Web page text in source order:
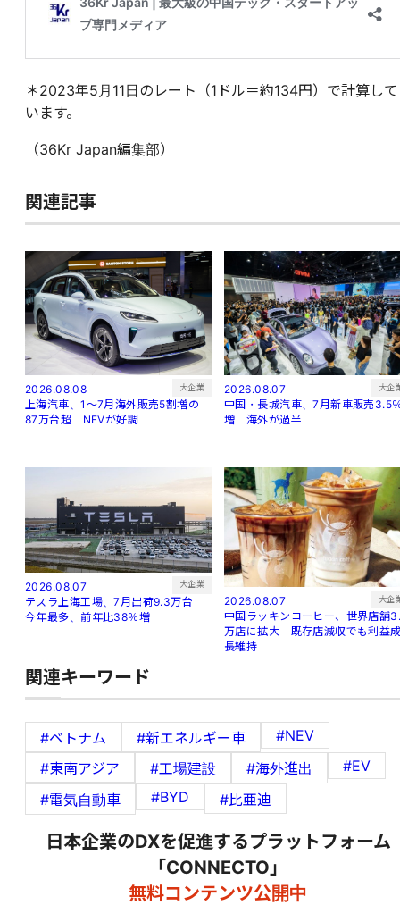
＊2023年5月11日のレート（1ドル＝約134円）で計算して
います。
（36Kr Japan編集部）
関連記事
2026.08.08 大企業
上海汽車、1～7月海外販売5割増の
87万台超 NEVが好調
2026.08.07 大企
中国・長城汽車、7月新車販売3.5
増 海外が過半
2026.08.07 大企業
テスラ上海工場、7月出荷9.3万台
今年最多、前年比38％増
2026.08.07 大企
中国ラッキンコーヒー、世界店舗
万店に拡大 既存店減収でも利益
長維持
関連キーワード
#ベトナム #新エネルギー車
#NEV
#東南アジア
#工場建設 #海外進出
#EV
#電気自動車
#BYD #比亜迪
日本企業のDXを促進するプラットフォーム
「CONNECTO」
無料コンテンツ公開中